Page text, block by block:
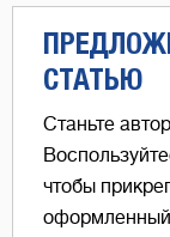
СТАТЬЮ
Станьте
чтобы